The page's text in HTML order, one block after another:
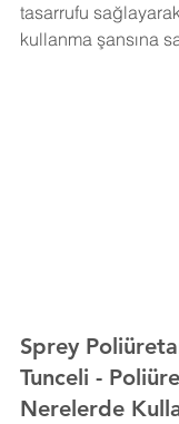
tasarrufu
kullanma şansına
Sprey
Tunceli -
Nerelerde